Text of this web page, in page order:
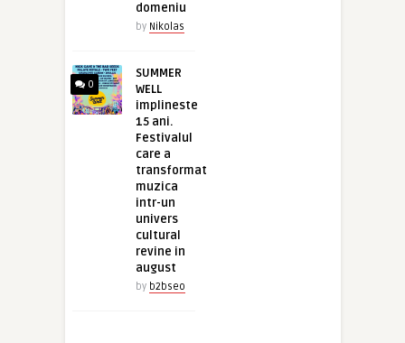
domeniu
by Nikolas
0
SUMMER
WELL
implineste
15 ani.
Festivalul
care a
transformat
muzica
intr-un
univers
cultural
revine in
august
by b2bseo